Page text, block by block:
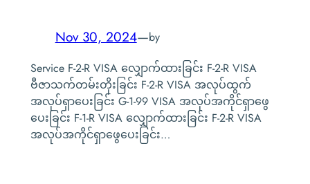
Nov 30, 2024—by
Service F-2-R VISA လျှောက်ထားခြင်း F-2-R VISA
ဗီဇာသက်တမ်းတိုးခြင်း F-2-R VISA အလုပ်ထွက်
အလုပ်ရှာပေးခြင်း G-1-99 VISA အလုပ်အကိုင်ရှာဖွေ
ပေးခြင်း F-1-R VISA လျှောက်ထားခြင်း F-2-R VISA
အလုပ်အကိုင်ရှာဖွေပေးခြင်း…